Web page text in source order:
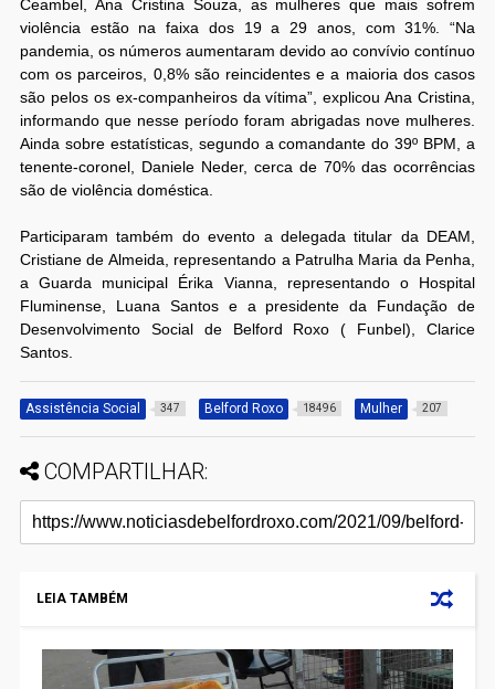
Ceambel, Ana Cristina Souza, as mulheres que mais sofrem
violência estão na faixa dos 19 a 29 anos, com 31%. “Na
pandemia, os números aumentaram devido ao convívio contínuo
com os parceiros, 0,8% são reincidentes e a maioria dos casos
são pelos os ex-companheiros da vítima”, explicou Ana Cristina,
informando que nesse período foram abrigadas nove mulheres.
Ainda sobre estatísticas, segundo a comandante do 39º BPM, a
tenente-coronel, Daniele Neder, cerca de 70% das ocorrências
são de violência doméstica.
Participaram também do evento a delegada titular da DEAM,
Cristiane de Almeida, representando a Patrulha Maria da Penha,
a Guarda municipal Érika Vianna, representando o Hospital
Fluminense, Luana Santos e a presidente da Fundação de
Desenvolvimento Social de Belford Roxo ( Funbel), Clarice
Santos.
Assistência Social 347 Belford Roxo 18496 Mulher 207
COMPARTILHAR:
LEIA TAMBÉM